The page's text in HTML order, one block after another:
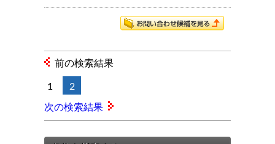
前の検索結果
1 2
次の検索結果